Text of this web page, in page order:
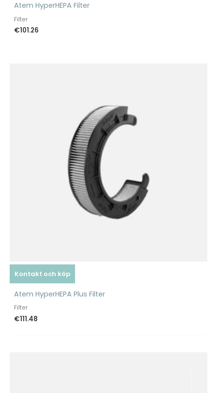
Atem HyperHEPA Filter
Filter
€101.26
Kontakt och köp
Atem HyperHEPA Plus Filter
Filter
€111.48